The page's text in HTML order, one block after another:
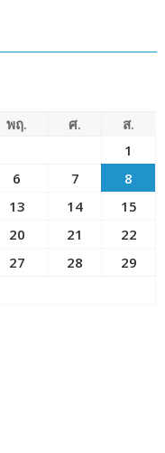
พฤ. ศ.
ส.
1
6 7
8
13 14
15
20 21
22
27 28
29